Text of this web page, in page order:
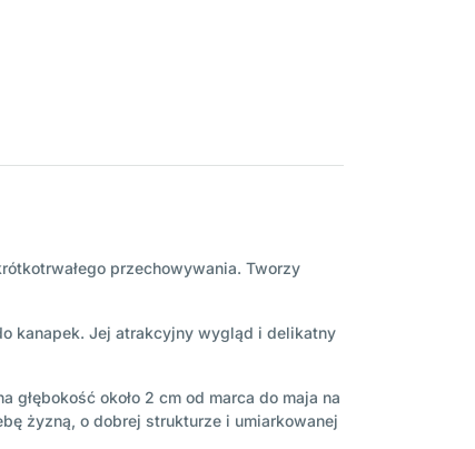
przechowywania. Tworzy
kanapek. Jej atrakcyjny wygląd i delikatny
około 2 cm od marca do maja na
żyzną, o dobrej strukturze i umiarkowanej